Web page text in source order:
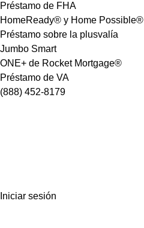
Préstamo de FHA
HomeReady® y Home Possible®
Préstamo sobre la plusvalía
Jumbo Smart
ONE+ de Rocket Mortgage®
Préstamo de VA
(888) 452-8179
Iniciar sesión